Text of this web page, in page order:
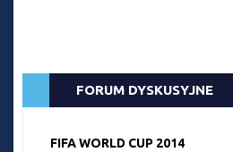
FORUM DYSKUSYJNE
FIFA WORLD CUP 2014